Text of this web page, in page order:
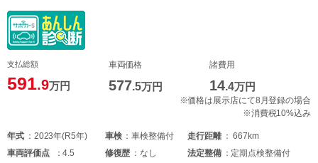
支払総額
591.9万円
車両価格
577.5万円
諸費用
14.4万円
※価格は展示店にて8月登録の場合
※消費税10%込み
年式 2023年(R5年) 車検 車検整備付 走行距離
667km
車両評価点 4.5 修復歴 なし 法定整備
定期点検整備付